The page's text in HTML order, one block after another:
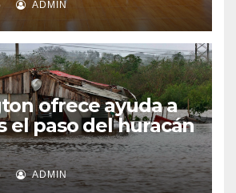
ADMIN
ofrece ayuda a
el paso del huracán
ADMIN